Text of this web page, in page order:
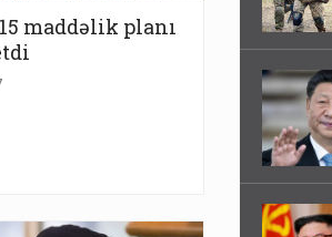
maddəlik planı